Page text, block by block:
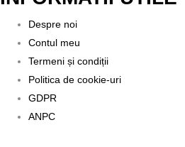
Despre noi
Contul meu
Termeni și condiții
Politica de cookie-uri
GDPR
ANPC